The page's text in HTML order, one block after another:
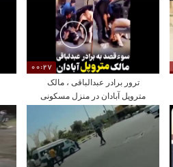
00:27
ترور برادر عبدالباقی ، مالک
متروپل آبادان در منزل مسکونی